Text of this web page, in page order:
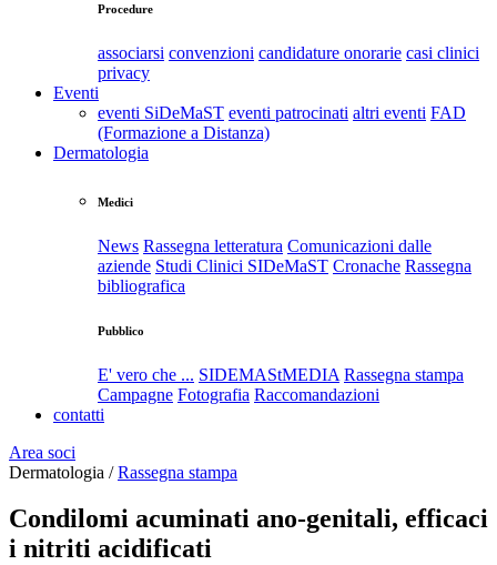
Procedure
associarsi convenzioni candidature onorarie casi clinici
privacy
Eventi
eventi SiDeMaST eventi patrocinati altri eventi FAD
(Formazione a Distanza)
Dermatologia
Medici
News Rassegna letteratura Comunicazioni dalle
aziende Studi Clinici SIDeMaST Cronache Rassegna
bibliografica
Pubblico
E' vero che ... SIDEMAStMEDIA Rassegna stampa
Campagne Fotografia Raccomandazioni
contatti
Area soci
Dermatologia /Rassegna stampa
Condilomi acuminati ano-genitali, efficaci
i nitriti acidificati